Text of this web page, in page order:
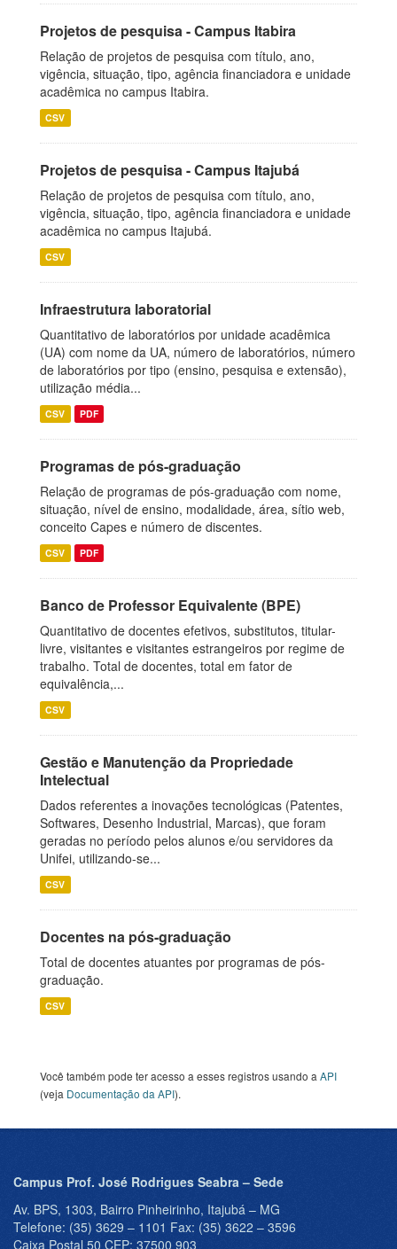
Projetos de pesquisa - Campus Itabira
Relação de projetos de pesquisa com título, ano,
vigência, situação, tipo, agência financiadora e unidade
acadêmica no campus Itabira.
CSV
Projetos de pesquisa - Campus Itajubá
Relação de projetos de pesquisa com título, ano,
vigência, situação, tipo, agência financiadora e unidade
acadêmica no campus Itajubá.
CSV
Infraestrutura laboratorial
Quantitativo de laboratórios por unidade acadêmica
(UA) com nome da UA, número de laboratórios, número
de laboratórios por tipo (ensino, pesquisa e extensão),
utilização média...
CSV PDF
Programas de pós-graduação
Relação de programas de pós-graduação com nome,
situação, nível de ensino, modalidade, área, sítio web,
conceito Capes e número de discentes.
CSV PDF
Banco de Professor Equivalente (BPE)
Quantitativo de docentes efetivos, substitutos, titular-
livre, visitantes e visitantes estrangeiros por regime de
trabalho. Total de docentes, total em fator de
equivalência,...
CSV
Gestão e Manutenção da Propriedade
Intelectual
Dados referentes a inovações tecnológicas (Patentes,
Softwares, Desenho Industrial, Marcas), que foram
geradas no período pelos alunos e/ou servidores da
Unifei, utilizando-se...
CSV
Docentes na pós-graduação
Total de docentes atuantes por programas de pós-
graduação.
CSV
Você também pode ter acesso a esses registros usando a API
(veja Documentação da API).
Campus Prof. José Rodrigues Seabra – Sede
Av. BPS, 1303, Bairro Pinheirinho, Itajubá – MG
Telefone: (35) 3629 – 1101 Fax: (35) 3622 – 3596
Caixa Postal 50 CEP: 37500 903